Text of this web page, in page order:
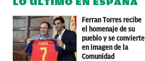
Ferran Torres recibe
el homenaje de su
pueblo y se convierte
en imagen de la
Comunidad